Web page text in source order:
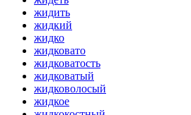
жидить
жидкий
жидко
жидковато
жидковатость
жидковатый
жидковолосый
жидкое